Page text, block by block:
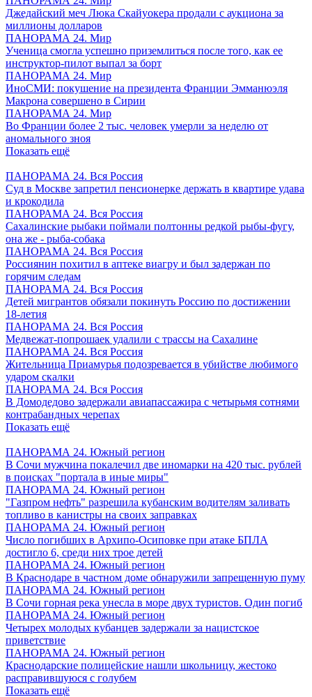
Джедайский меч Люка Скайуокера продали с аукциона за
миллионы долларов
ПАНОРАМА 24. Мир
Ученица смогла успешно приземлиться после того, как ее
инструктор-пилот выпал за борт
ПАНОРАМА 24. Мир
ИноСМИ: покушение на президента Франции Эмманюэля
Макрона совершено в Сирии
ПАНОРАМА 24. Мир
Во Франции более 2 тыс. человек умерли за неделю от
аномального зноя
Показать ещё
ПАНОРАМА 24. Вся Россия
Суд в Москве запретил пенсионерке держать в квартире удава
и крокодила
ПАНОРАМА 24. Вся Россия
Сахалинские рыбаки поймали полтонны редкой рыбы-фугу,
она же - рыба-собака
ПАНОРАМА 24. Вся Россия
Россиянин похитил в аптеке виагру и был задержан по
горячим следам
ПАНОРАМА 24. Вся Россия
Детей мигрантов обязали покинуть Россию по достижении
18-летия
ПАНОРАМА 24. Вся Россия
Медвежат-попрошаек удалили с трассы на Сахалине
ПАНОРАМА 24. Вся Россия
Жительница Приамурья подозревается в убийстве любимого
ударом скалки
ПАНОРАМА 24. Вся Россия
В Домодедово задержали авиапассажира с четырьмя сотнями
контрабандных черепах
Показать ещё
ПАНОРАМА 24. Южный регион
В Сочи мужчина покалечил две иномарки на 420 тыс. рублей
в поисках "портала в иные миры"
ПАНОРАМА 24. Южный регион
"Газпром нефть" разрешила кубанским водителям заливать
топливо в канистры на своих заправках
ПАНОРАМА 24. Южный регион
Число погибших в Архипо-Осиповке при атаке БПЛА
достигло 6, среди них трое детей
ПАНОРАМА 24. Южный регион
В Краснодаре в частном доме обнаружили запрещенную пуму
ПАНОРАМА 24. Южный регион
В Сочи горная река унесла в море двух туристов. Один погиб
ПАНОРАМА 24. Южный регион
Четырех молодых кубанцев задержали за нацистское
приветствие
ПАНОРАМА 24. Южный регион
Краснодарские полицейские нашли школьницу, жестоко
расправившуюся с голубем
Показать ещё